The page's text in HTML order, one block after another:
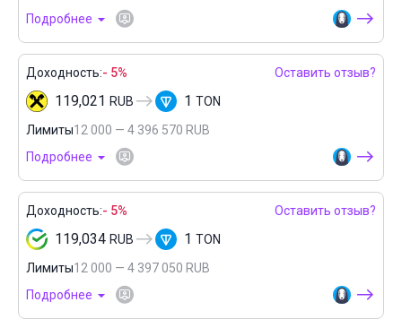
Подробнее
Доходность:- 5% Оставить отзыв?
119,021 RUB 1 TON
Лимиты12 000 — 4 396 570 RUB
Подробнее
Доходность:- 5% Оставить отзыв?
119,034 RUB 1 TON
Лимиты12 000 — 4 397 050 RUB
Подробнее